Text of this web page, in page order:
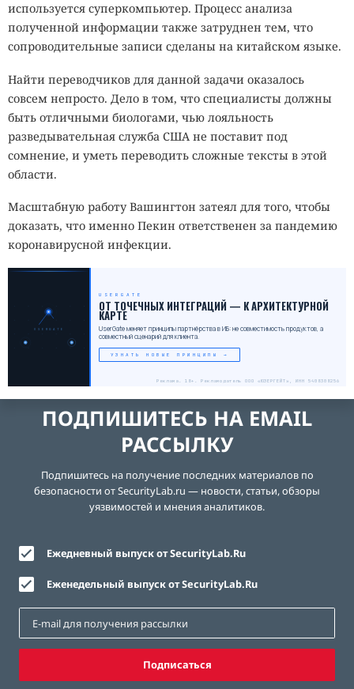
используется суперкомпьютер. Процесс анализа
полученной информации также затруднен тем, что
сопроводительные записи сделаны на китайском языке.
Найти переводчиков для данной задачи оказалось
совсем непросто. Дело в том, что специалисты должны
быть отличными биологами, чью лояльность
разведывательная служба США не поставит под
сомнение, и уметь переводить сложные тексты в этой
области.
Масштабную работу Вашингтон затеял для того, чтобы
доказать, что именно Пекин ответственен за пандемию
коронавирусной инфекции.
USERGATE
USERGATE
ОТ ТОЧЕЧНЫХ ИНТЕГРАЦИЙ — К АРХИТЕКТУРНОЙ
КАРТЕ
UserGate меняет принципы партнёрства в ИБ: не совместимость продуктов, а
совместный сценарий для клиента.
УЗНАТЬ НОВЫЕ ПРИНЦИПЫ →
Реклама. 18+. Рекламодатель ООО «ЮЗЕРГЕЙТ», ИНН 5408308256
ПОДПИШИТЕСЬ НА EMAIL
РАССЫЛКУ
Подпишитесь на получение последних материалов по
безопасности от SecurityLab.ru — новости, статьи, обзоры
уязвимостей и мнения аналитиков.
Ежедневный выпуск от SecurityLab.Ru
Еженедельный выпуск от SecurityLab.Ru
Подписаться